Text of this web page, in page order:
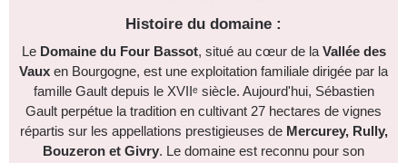
Histoire du domaine :
Le Domaine du Four Bassot, situé au cœur de laVallée des
Vaux en Bourgogne, est une exploitation familiale dirigée par la
famille Gault depuis le XVIIᵉ siècle. Aujourd'hui, Sébastien
Gault perpétue la tradition en cultivant 27 hectares de vignes
répartis sur les appellations prestigieuses de Mercurey, Rully,
Bouzeron et Givry. Le domaine est reconnu pour son